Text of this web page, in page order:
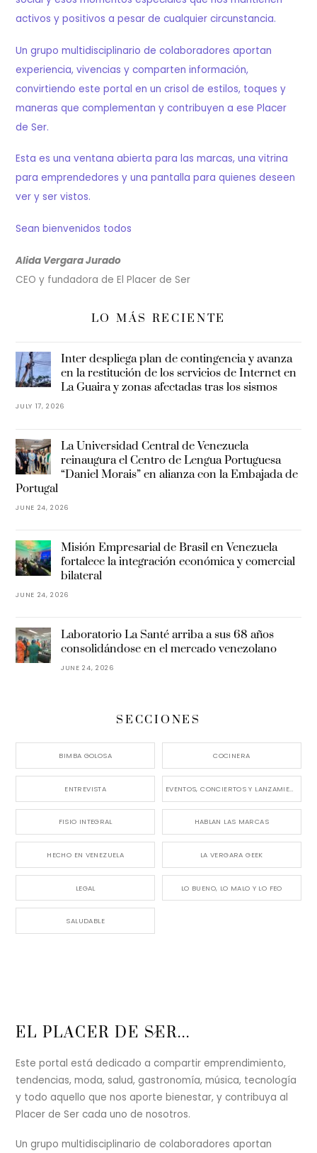
activos y positivos a pesar de cualquier circunstancia.
Un grupo multidisciplinario de colaboradores aportan
experiencia, vivencias y comparten información,
convirtiendo este portal en un crisol de estilos, toques y
maneras que complementan y contribuyen a ese Placer
de Ser.
Esta es una ventana abierta para las marcas, una vitrina
para emprendedores y una pantalla para quienes deseen
ver y ser vistos.
Sean bienvenidos todos
Alida Vergara Jurado
CEO y fundadora de El Placer de Ser
LO MÁS RECIENTE
Inter despliega plan de contingencia y avanza
en la restitución de los servicios de Internet en
La Guaira y zonas afectadas tras los sismos
JULY 17, 2026
La Universidad Central de Venezuela
reinaugura el Centro de Lengua Portuguesa
“Daniel Morais” en alianza con la Embajada de
Portugal
JUNE 24, 2026
Misión Empresarial de Brasil en Venezuela
fortalece la integración económica y comercial
bilateral
JUNE 24, 2026
Laboratorio La Santé arriba a sus 68 años
consolidándose en el mercado venezolano
JUNE 24, 2026
SECCIONES
BIMBA GOLOSA COCINERA
ENTREVISTA EVENTOS, CONCIERTOS Y LANZAMIENTOS
FISIO INTEGRAL HABLAN LAS MARCAS
HECHO EN VENEZUELA LA VERGARA GEEK
LEGAL LO BUENO, LO MALO Y LO FEO
SALUDABLE
Back
Top
EL PLACER DE SER...
Este portal está dedicado a compartir emprendimiento,
tendencias, moda, salud, gastronomía, música, tecnología
y todo aquello que nos aporte bienestar, y contribuya al
Placer de Ser cada uno de nosotros.
Un grupo multidisciplinario de colaboradores aportan